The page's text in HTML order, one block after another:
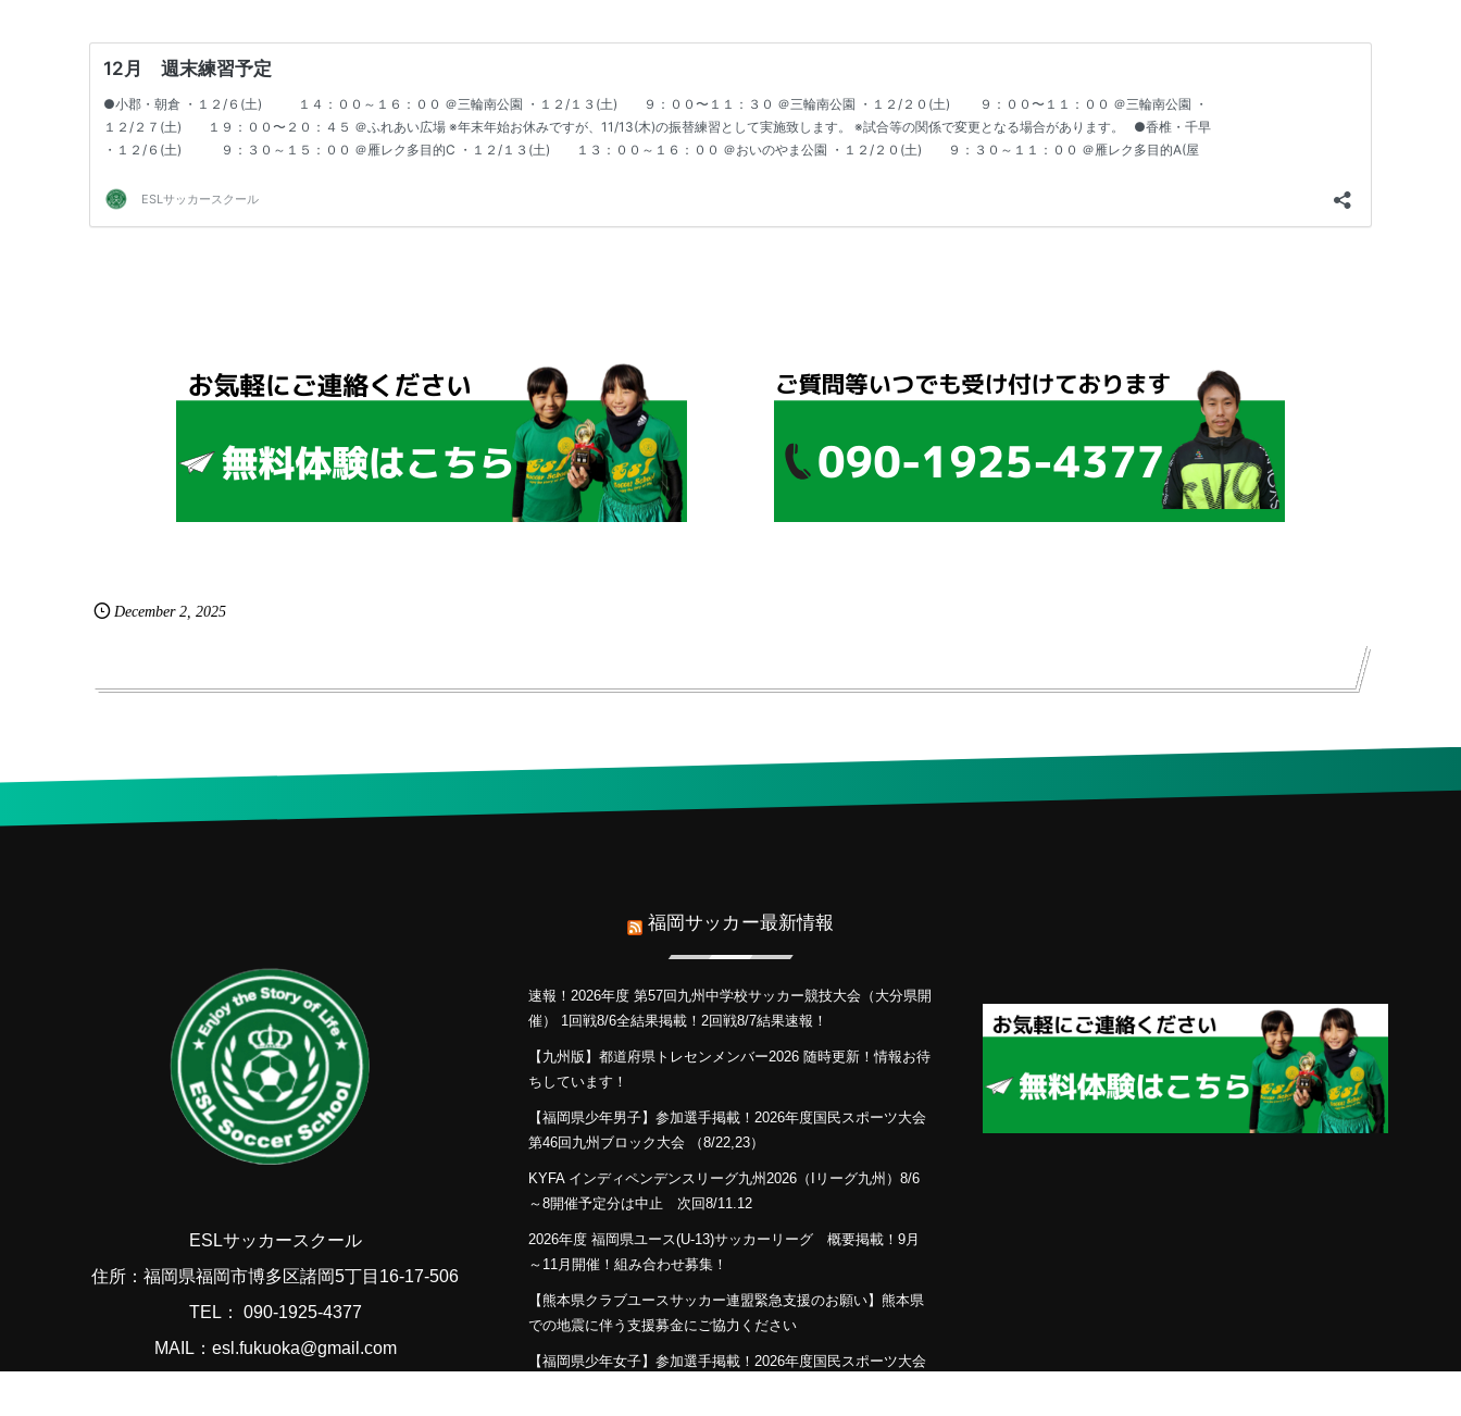
December 2 ,2025
ESLサッカースクール
住所：福岡県福岡市博多区諸岡5丁目16-17-506
TEL： 090-1925-4377
MAIL：esl.fukuoka@gmail.com
福岡サッカー最新情報
速報！2026年度 第57回九州中学校サッカー競技大会（大分県開
催） 1回戦8/6全結果掲載！2回戦8/7結果速報！
【九州版】都道府県トレセンメンバー2026 随時更新！情報お待
ちしています！
【福岡県少年男子】参加選手掲載！2026年度国民スポーツ大会
第46回九州ブロック大会 （8/22,23）
KYFA インディペンデンスリーグ九州2026（Iリーグ九州）8/6
～8開催予定分は中止 次回8/11.12
2026年度 福岡県ユース(U-13)サッカーリーグ 概要掲載！9月
～11月開催！組み合わせ募集！
【熊本県クラブユースサッカー連盟緊急支援のお願い】熊本県
での地震に伴う支援募金にご協力ください
【福岡県少年女子】参加選手掲載！2026年度国民スポーツ大会